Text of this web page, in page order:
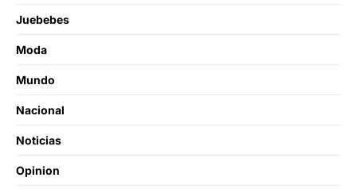
Juebebes
Moda
Mundo
Nacional
Noticias
Opinion